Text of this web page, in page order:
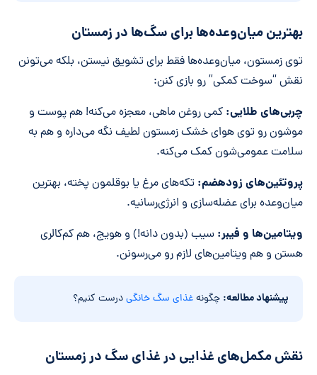
بهترین میان‌وعده‌ها برای سگ‌ها در زمستان
توی زمستون، میان‌وعده‌ها فقط برای تشویق نیستن، بلکه می‌تونن
نقش “سوخت کمکی” رو بازی کنن:
چربی‌های طلایی: کمی روغن ماهی، معجزه می‌کنه! هم پوست و
موشون رو توی هوای خشک زمستون لطیف نگه می‌داره و هم به
سلامت عمومی‌شون کمک می‌کنه.
پروتئین‌های زود‌هضم: تکه‌های مرغ یا بوقلمون پخته، بهترین
میان‌وعده برای عضله‌سازی و انرژی‌رسانیه.
ویتامین‌ها و فیبر: سیب (بدون دانه!) و هویج، هم کم‌کالری
هستن و هم ویتامین‌های لازم رو می‌رسونن.
پیشنهاد مطالعه: چگونهغذای سگ خانگیدرست کنیم؟
نقش مکمل‌های غذایی در غذای سگ در زمستان